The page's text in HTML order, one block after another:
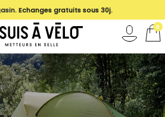
. Echanges gratuits sous 30j.
0